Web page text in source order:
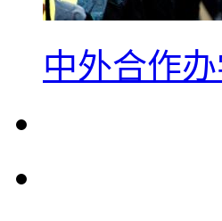
中外合作